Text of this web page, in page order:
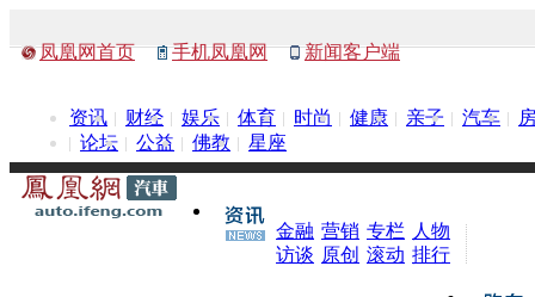
凤凰网首页 手机凤凰网 新闻客户端
资讯 财经 娱乐 体育 时尚 健康 亲子 汽车
论坛
公益 佛教 星座
金融 营销 专栏 人物
访谈 原创 滚动 排行